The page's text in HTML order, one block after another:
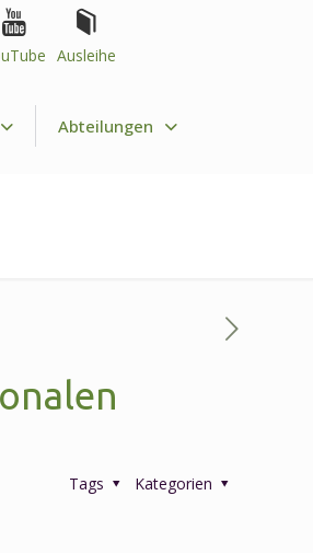
Ausleihe
Abteilungen
Kategorien
Tags